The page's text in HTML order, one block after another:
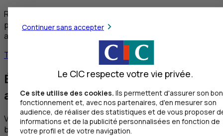
Retrouvez l’essentiel de la réforme, des conseils
pratiques, des cas concrets et la manière dont nous vous
accompagnons, selon vos besoins.
Télécharger le livre blanc
Élargissez vos horizons financiers
avec leCIC
Votre entreprise a recours à de nombreuses opérations
bancaires nationales et peut-être même internationales.
Continuer sans accepter
Le CIC respecte votre vie privée.
Ce site utilise des cookies. Ils permettent d'assurer son bon
fonctionnement et, avec nos partenaires, d'en mesurer son
audience, de réaliser des statistiques et de vous proposer
informations et de la publicité personnalisées en fonction de
votre profil et de votre navigation.